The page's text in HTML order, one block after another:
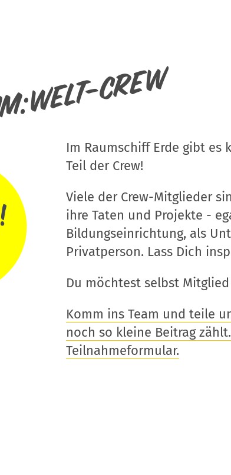
Crew
Im Raumschiff Erde gibt es
Teil der Crew!
Viele der Crew-Mitglieder
ihre Taten und Projekte -
Bildungseinrichtung, als
Privatperson. Lass Dich
Du möchtest selbst
Komm ins Team und teile
noch so kleine Beitrag
Teilnahmeformular.